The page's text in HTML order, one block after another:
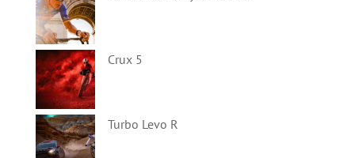
Crux 5
Turbo Levo R